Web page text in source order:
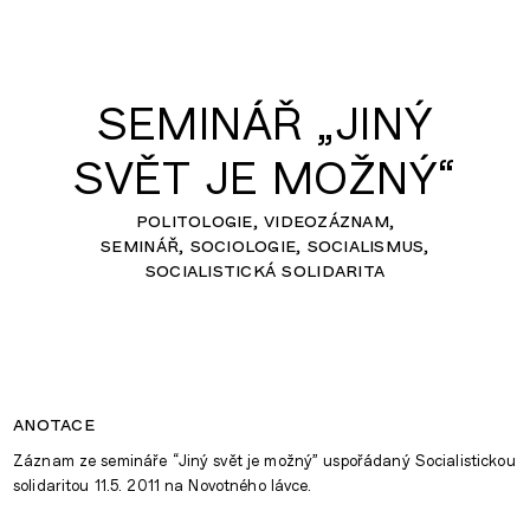
SEMINÁŘ „JINÝ
SVĚT JE MOŽNÝ“
politologie videozáznam
seminář sociologie socialismus
socialistická solidarita
anotace
Záznam ze semináře “Jiný svět je možný” uspořádaný Socialistickou
solidaritou 11.5. 2011 na Novotného lávce.